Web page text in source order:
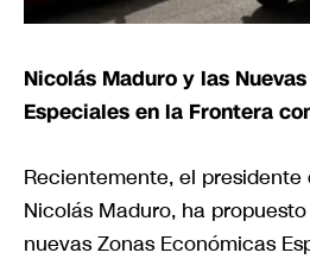
Nicolás Maduro y las
Especiales en la Frontera
Recientemente, el presidente
Nicolás Maduro, ha
nuevas Zonas Económicas